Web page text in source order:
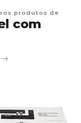
produtos de
com